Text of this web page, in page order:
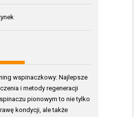
wspinaczkowy: Najlepsze
i metody regeneracji
pionowym to nie tylko
kondycji, ale także